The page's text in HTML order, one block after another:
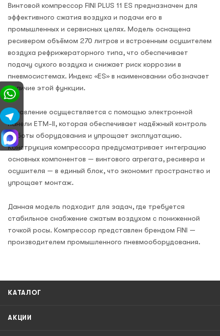
Винтовой компрессор FINI PLUS 11 ES предназначен для
эффективного сжатия воздуха и подачи его в
промышленных и сервисных целях. Модель оснащена
ресивером объёмом 270 литров и встроенным осушителем
воздуха рефрижераторного типа, что обеспечивает
подачу сухого воздуха и снижает риск коррозии в
пневмосистемах. Индекс «ES» в наименовании обозначает
наличие этой функции.
Управление осуществляется с помощью электронной
панели ETM-II, которая обеспечивает надёжный контроль
работы оборудования и упрощает эксплуатацию.
Конструкция компрессора предусматривает интеграцию
основных компонентов — винтового агрегата, ресивера и
осушителя — в единый блок, что экономит пространство и
упрощает монтаж.
Данная модель подходит для задач, где требуется
стабильное снабжение сжатым воздухом с пониженной
точкой росы. Компрессор представлен брендом FINI —
производителем промышленного пневмооборудования.
КАТАЛОГ
АКЦИИ